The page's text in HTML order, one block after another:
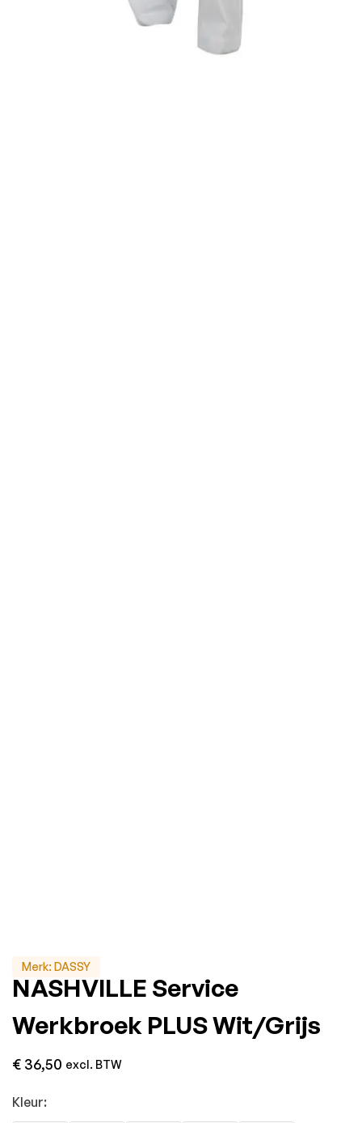
Merk: DASSY
NASHVILLE Service
Werkbroek PLUS Wit/Grijs
€ 36,50 excl. BTW
Kleur: